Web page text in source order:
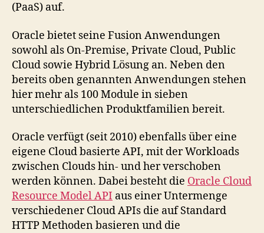
(PaaS) auf.
Oracle bietet seine Fusion Anwendungen
sowohl als On-Premise, Private Cloud, Public
Cloud sowie Hybrid Lösung an. Neben den
bereits oben genannten Anwendungen stehen
hier mehr als 100 Module in sieben
unterschiedlichen Produktfamilien bereit.
Oracle verfügt (seit 2010) ebenfalls über eine
eigene Cloud basierte API, mit der Workloads
zwischen Clouds hin- und her verschoben
werden können. Dabei besteht die Oracle Cloud
Resource Model API aus einer Untermenge
verschiedener Cloud APIs die auf Standard
HTTP Methoden basieren und die